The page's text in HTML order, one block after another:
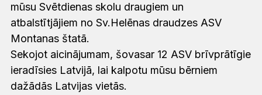
mūsu Svētdienas skolu draugiem un
atbalstītjājiem no Sv.Helēnas draudzes ASV
Montanas štatā.
Sekojot aicinājumam, šovasar 12 ASV brīvprātīgie
ieradīsies Latvijā, lai kalpotu mūsu bērniem
dažādās Latvijas vietās.